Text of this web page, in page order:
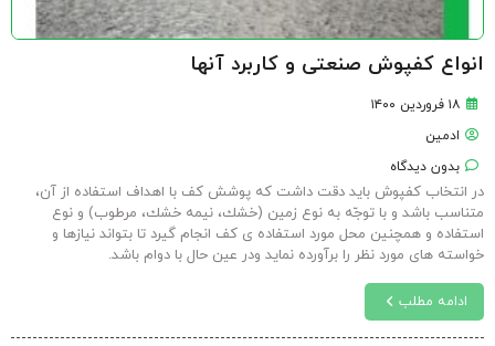
انواع کفپوش صنعتی و کاربرد آنها
۱۸ فروردین ۱۴۰۰
ادمین
بدون دیدگاه
در انتخاب کفپوش باید دقت داشت که پوشش كف با اهداف استفاده از آن،
متناسب باشد و با توجّه به نوع زمين (خشك، نيمه خشك، مرطوب) و نوع
استفاده و همچنين محل مورد استفاده ى كف انجام گيرد تا بتواند نيازها و
خواسته هاى مورد نظر را برآورده نماید ودر عين حال با دوام باشد.
ادامه مطلب